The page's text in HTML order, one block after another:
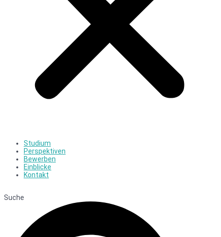
Studium
Perspektiven
Bewerben
Einblicke
Kontakt
Suche